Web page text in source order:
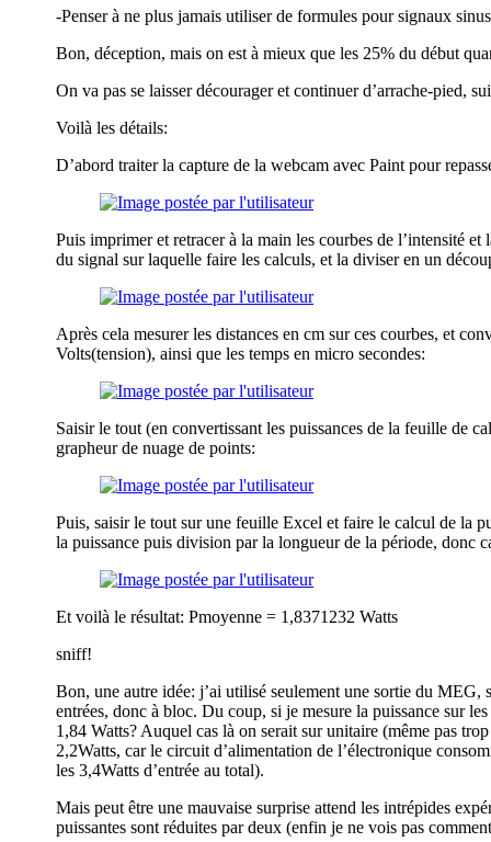
-Penser à ne plus jamais utiliser de formules pour signaux
Bon, déception, mais on est à mieux que les 25% du début
On va pas se laisser décourager et continuer d’arrache-pied,
Voilà les détails:
D’abord traiter la capture de la webcam avec Paint pour
Puis imprimer et retracer à la main les courbes de l’intensité
du signal sur laquelle faire les calculs, et la diviser en un
Après cela mesurer les distances en cm sur ces courbes, et
Volts(tension), ainsi que les temps en micro secondes:
Saisir le tout (en convertissant les puissances de la feuille de
grapheur de nuage de points:
Puis, saisir le tout sur une feuille Excel et faire le calcul de la
la puissance puis division par la longueur de la période, donc
Et voilà le résultat: Pmoyenne = 1,8371232 Watts
sniff!
Bon, une autre idée: j’ai utilisé seulement une sortie du
entrées, donc à bloc. Du coup, si je mesure la puissance sur
1,84 Watts? Auquel cas là on serait sur unitaire (même pas
2,2Watts, car le circuit d’alimentation de l’électronique
les 3,4Watts d’entrée au total).
Mais peut être une mauvaise surprise attend les intrépides
puissantes sont réduites par deux (enfin je ne vois pas